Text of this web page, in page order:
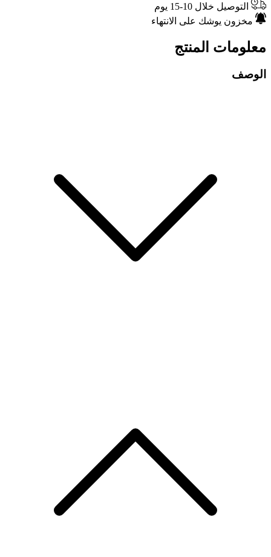
التوصيل خلال 10-15 يوم
مخزون يوشك على الانتهاء
معلومات المنتج
الوصف